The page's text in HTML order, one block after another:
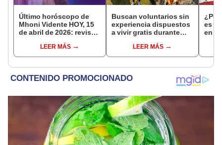
Último horóscopo de
Mhoni Vidente HOY, 15
de abril de 2026: revisa
signo y entérate si te
espera un día
LEER MÁS
Buscan voluntarios sin
experiencia dispuestos
a vivir gratis durante
cuidar caballos, burros
y otros animales
LEER MÁS
¿Por
es el
en